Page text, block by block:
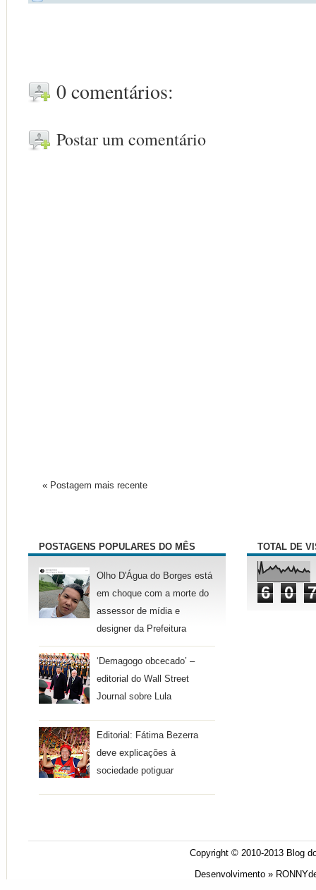
0 comentários:
Postar um comentário
« Postagem mais recente
POSTAGENS POPULARES DO MÊS
Olho D'Água do Borges está
em choque com a morte do
assessor de mídia e
designer da Prefeitura
‘Demagogo obcecado’ –
editorial do Wall Street
Journal sobre Lula
Editorial: Fátima Bezerra
deve explicações à
sociedade potiguar
TOTAL DE
6 0 7
Copyright © 2010-2013 Blog
Desenvolvimento »